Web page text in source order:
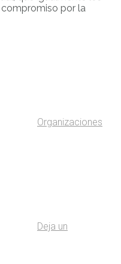
por la
Organizaciones
Deja un